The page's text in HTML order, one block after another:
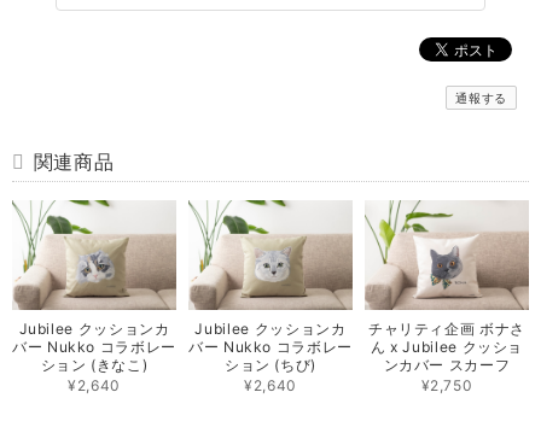
通報する
関連商品
Jubilee クッションカ
バー Nukko コラボレー
ション (きなこ)
¥2,640
Jubilee クッションカ
バー Nukko コラボレー
ション (ちび)
¥2,640
チャリティ企画 ボナさ
ん x Jubilee クッショ
ンカバー スカーフ
¥2,750